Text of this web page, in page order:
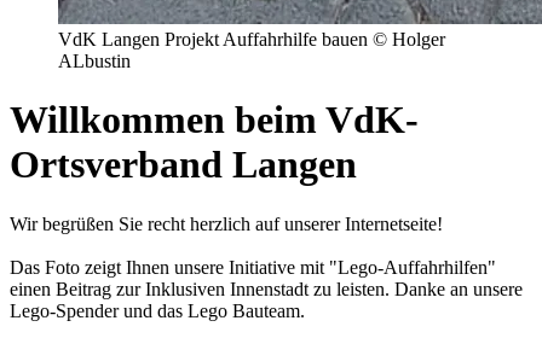
VdK Langen Projekt Auffahrhilfe bauen © Holger
ALbustin
Willkommen beim VdK-
Ortsverband Langen
Wir begrüßen Sie recht herzlich auf unserer Internetseite!
Das Foto zeigt Ihnen unsere Initiative mit "Lego-Auffahrhilfen"
einen Beitrag zur Inklusiven Innenstadt zu leisten. Danke an unsere
Lego-Spender und das Lego Bauteam.